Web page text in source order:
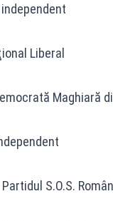
Liberal
Maghiară
S.O.S.